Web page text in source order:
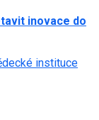
inovace do
instituce